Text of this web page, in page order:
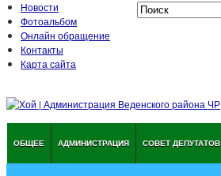
Новости
Фотоальбом
Онлайн обращение
Контакты
Карта сайта
ОБЩЕЕ АДМИНИСТРАЦИЯ СОВЕТ ДЕПУТАТОВ